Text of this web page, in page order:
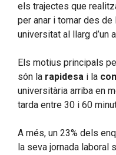
els trajectes que
per anar i tornar des
universitat al llarg d’un
Els motius principals
són la rapidesa i la
universitària arriba en
tarda entre 30 i 60
A més, un 23% dels
la seva jornada laboral